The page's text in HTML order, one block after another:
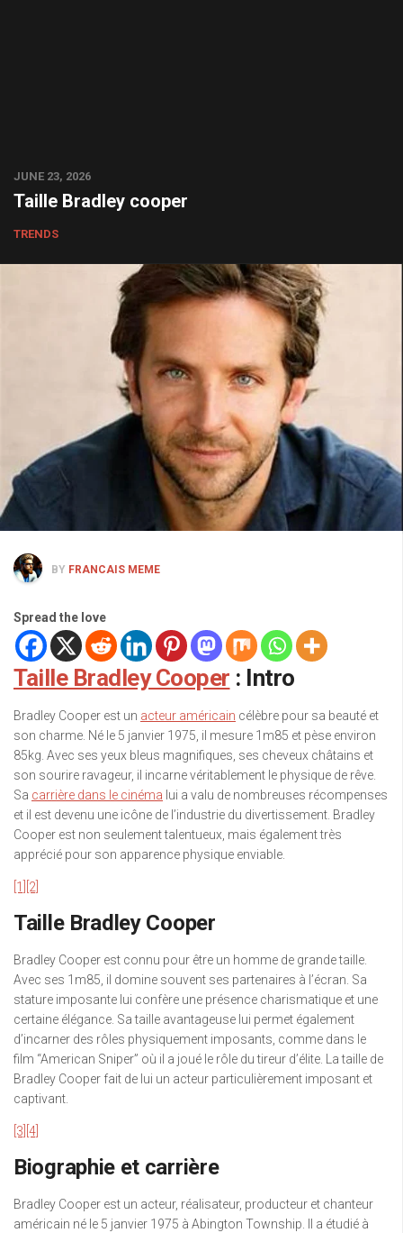
JUNE 23, 2026
Taille Bradley cooper
TRENDS
BY FRANCAIS MEME
Spread the love
Taille Bradley Cooper : Intro
Bradley Cooper est un acteur américain célèbre pour sa beauté et
son charme. Né le 5 janvier 1975, il mesure 1m85 et pèse environ
85kg. Avec ses yeux bleus magnifiques, ses cheveux châtains et
son sourire ravageur, il incarne véritablement le physique de rêve.
Sa carrière dans le cinéma lui a valu de nombreuses récompenses
et il est devenu une icône de l’industrie du divertissement. Bradley
Cooper est non seulement talentueux, mais également très
apprécié pour son apparence physique enviable.
[1] [2]
Taille Bradley Cooper
Bradley Cooper est connu pour être un homme de grande taille.
Avec ses 1m85, il domine souvent ses partenaires à l’écran. Sa
stature imposante lui confère une présence charismatique et une
certaine élégance. Sa taille avantageuse lui permet également
d’incarner des rôles physiquement imposants, comme dans le
film “American Sniper” où il a joué le rôle du tireur d’élite. La taille de
Bradley Cooper fait de lui un acteur particulièrement imposant et
captivant.
[3] [4]
Biographie et carrière
Bradley Cooper est un acteur, réalisateur, producteur et chanteur
américain né le 5 janvier 1975 à Abington Township. Il a étudié à